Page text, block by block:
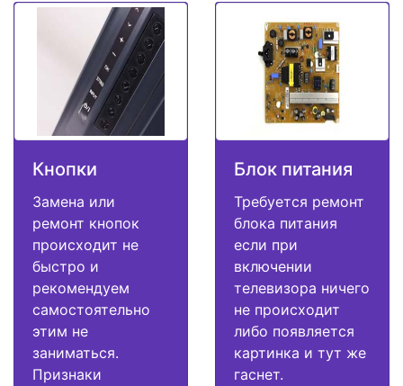
Кнопки
Замена или
ремонт кнопок
происходит не
быстро и
рекомендуем
самостоятельно
этим не
заниматься.
Признаки
Блок питания
Требуется ремонт
блока питания
если при
включении
телевизора ничего
не происходит
либо появляется
картинка и тут же
гаснет.